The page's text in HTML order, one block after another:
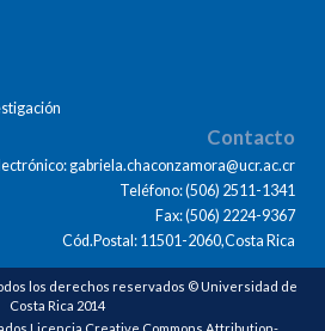
Contacto
gabriela.chaconzamora@ucr.ac.cr
Teléfono: (506) 2511-1341
Fax: (506) 2224-9367
Cód.Postal: 11501-2060,Costa Rica
los derechos reservados © Universidad de
Costa Rica 2014